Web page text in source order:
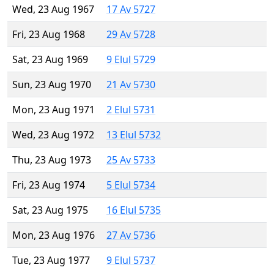
Wed, 23 Aug 1967
17 Av 5727
Fri, 23 Aug 1968
29 Av 5728
Sat, 23 Aug 1969
9 Elul 5729
Sun, 23 Aug 1970
21 Av 5730
Mon, 23 Aug 1971
2 Elul 5731
Wed, 23 Aug 1972
13 Elul 5732
Thu, 23 Aug 1973
25 Av 5733
Fri, 23 Aug 1974
5 Elul 5734
Sat, 23 Aug 1975
16 Elul 5735
Mon, 23 Aug 1976
27 Av 5736
Tue, 23 Aug 1977
9 Elul 5737